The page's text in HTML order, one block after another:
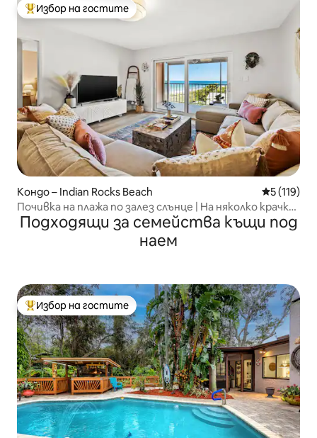
Най-популярен избор на гостите
Избор на гостите
Кондо – Indian Rocks Beach Средна
5 (119)
Почивка на плажа по залез слънце | На няколко крачки
от пясъка и 5 звезди
Подходящи за семейства къщи под
наем
Най-популярен избор на гостите
Избор на гостите